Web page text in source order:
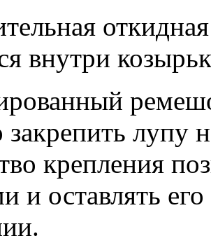
внутри
лупу
крепления
и оставлять